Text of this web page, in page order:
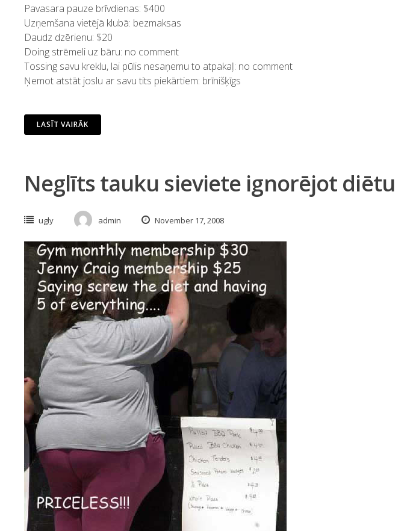
Pavasara pauze brīvdienas: $400
Uzņemšana vietējā klubā: bezmaksas
Daudz dzērienu: $20
Doing strēmeli uz bāru: no comment
Tossing savu kreklu, lai pūlis nesaņemu to atpakaļ: no comment
Ņemot atstāt joslu ar savu tits piekārtiem: brīnišķīgs
LASĪT VAIRĀK
Neglīts tauku sieviete ignorējot diētu
ugly admin November 17, 2008